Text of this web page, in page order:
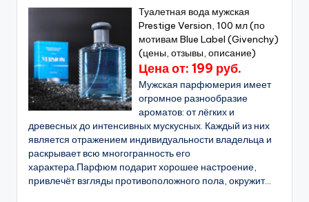
Туалетная вода мужская
Prestige Version, 100 мл (по
мотивам Blue Label (Givenchy)
(цены, отзывы, описание)
Цена от: 199 руб.
Мужская парфюмерия имеет
огромное разнообразие
ароматов: от лёгких и
древесных до интенсивных мускусных. Каждый из них
является отражением индивидуальности владельца и
раскрывает всю многогранность его
характера.Парфюм подарит хорошее настроение,
привлечёт взгляды противоположного пола, окружит...